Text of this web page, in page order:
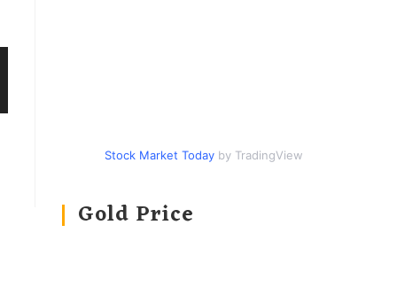
Stock Market Today by TradingView
Gold Price